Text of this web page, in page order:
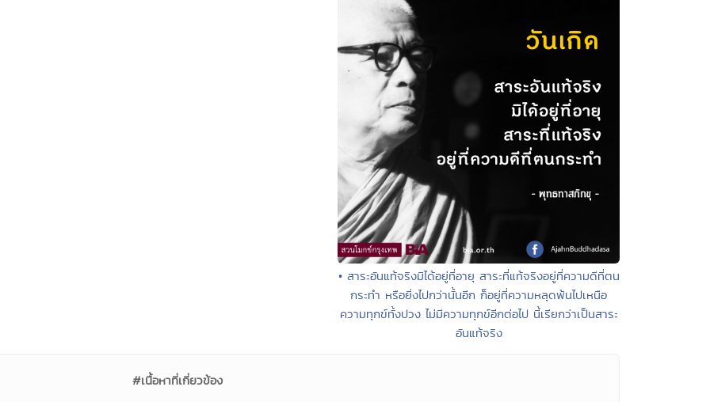
• สาระอันแท้จริงมิได้อยู่ที่อายุ สาระที่แท้จริงอยู่ที่ความดีที่ตน
กระทำ หรือยิ่งไปกว่านั้นอีก ก็อยู่ที่ความหลุดพ้นไปเหนือ
ความทุกข์ทั้งปวง ไม่มีความทุกข์อีกต่อไป นี้เรียกว่าเป็นสาระ
อันแท้จริง
#เนื้อหาที่เกี่ยวข้อง